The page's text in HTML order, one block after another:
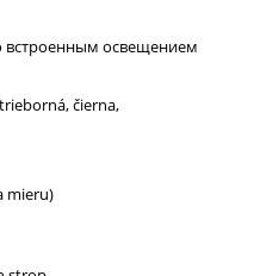
встроенным освещением
čierna,
mieru)